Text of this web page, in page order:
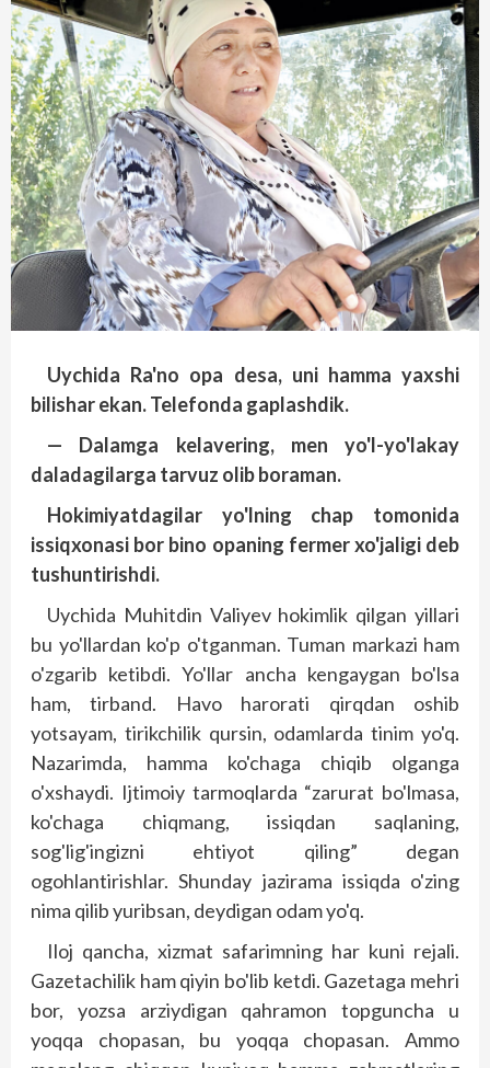
Uychida Ra'no opa desa, uni hamma yaxshi
bilishar ekan. Telefonda gaplashdik.
— Dalamga kelavering, men yo'l-yo'lakay
daladagilarga tarvuz olib boraman.
Hokimiyatdagilar yo'lning chap tomonida
issiqxonasi bor bino opaning fermer xo'jaligi deb
tushuntirishdi.
Uychida Muhitdin Valiyev hokimlik qilgan yillari
bu yo'llardan ko'p o'tganman. Tuman markazi ham
o'zgarib ketibdi. Yo'llar ancha kengaygan bo'lsa
ham, tirband. Havo harorati qirqdan oshib
yotsayam, tirikchilik qursin, odamlarda tinim yo'q.
Nazarimda, hamma ko'chaga chiqib olganga
o'xshaydi. Ijtimoiy tarmoqlarda “zarurat bo'lmasa,
ko'chaga chiqmang, issiqdan saqlaning,
sog'lig'ingizni ehtiyot qiling” degan
ogohlantirishlar. Shunday jazirama issiqda o'zing
nima qilib yuribsan, deydigan odam yo'q.
Iloj qancha, xizmat safarimning har kuni rejali.
Gazetachilik ham qiyin bo'lib ketdi. Gazetaga mehri
bor, yozsa arziydigan qahramon topguncha u
yoqqa chopasan, bu yoqqa chopasan. Ammo